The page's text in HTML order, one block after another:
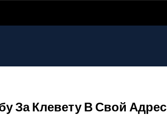
За Клевету В Свой Адрес